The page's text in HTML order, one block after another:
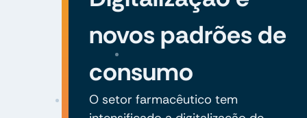
novos padrões de
consumo
O setor farmacêutico tem